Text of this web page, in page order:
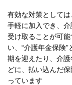
有効な対策としては
手軽に加入でき、
受け取ることが可
い、“介護年金保険
期を迎えたり、介
どに、払い込んだ
っています